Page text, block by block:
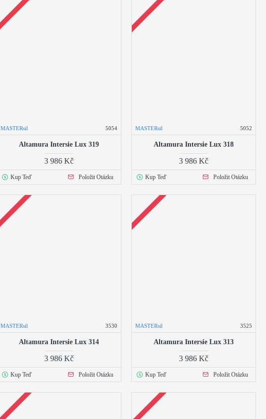
MASTERsil 5054
Altamura Intersie Lux 319
3 986 Kč
Kup Teď Položit Otázku
MASTERsil 5052
Altamura Intersie Lux 318
3 986 Kč
Kup Teď Položit Otázku
MASTERsil 3530
Altamura Intersie Lux 314
3 986 Kč
Kup Teď Položit Otázku
MASTERsil 3525
Altamura Intersie Lux 313
3 986 Kč
Kup Teď Položit Otázku